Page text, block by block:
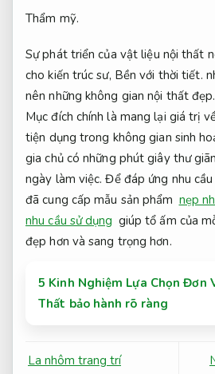
Thẩm mỹ.
Sự phát triển của vật liệu nội thất
cho kiến trúc sư, Bền với thời tiết.
nên những không gian nội thất đẹp.
Mục đích chính là mang lại giá trị
tiện dụng trong không gian sinh
gia chủ có những phút giây thư
ngày làm việc. Để đáp ứng nhu
đã cung cấp mẫu sản phẩm nẹp
nhu cầu sử dụng giúp tổ ấm của
đẹp hơn và sang trọng hơn.
5 Kinh Nghiệm Lựa Chọn Đơn
Thất bảo hành rõ ràng
La nhôm trang trí